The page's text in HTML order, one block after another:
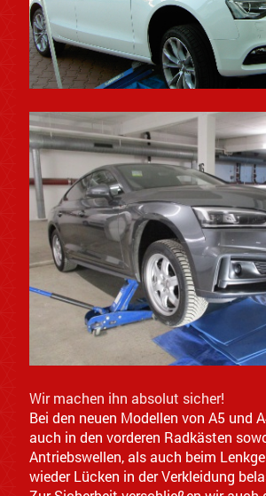
Wir machen ihn absolut sicher!
Bei den neuen Modellen von A5 und
auch in den vorderen Radkästen
Antriebswellen, als auch beim
wieder Lücken in der Verkleidung